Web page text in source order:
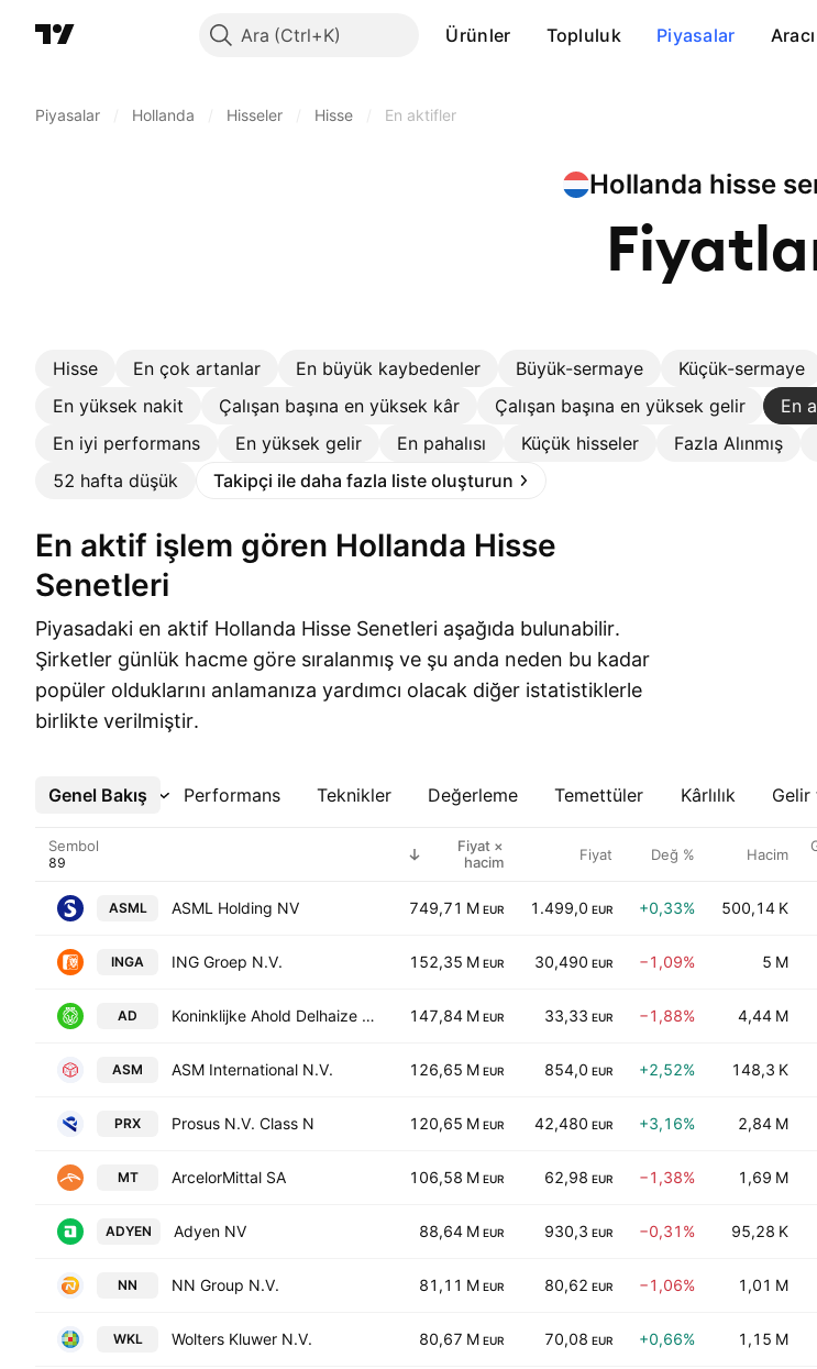
Ara Ürünler Topluluk Piyasalar
Piyasalar Hollanda Hisseler Hisse En aktifler
Hollanda hisse
Hisse En çok artanlar En büyük kaybedenler Büyük-sermaye Küçük-sermaye
En yüksek nakit
Çalışan başına en yüksek kâr Çalışan başına en yüksek gelir En
En iyi performans
En yüksek gelir En pahalısı Küçük hisseler Fazla Alınmış
52 hafta düşük
Takipçi ile daha fazla liste oluşturun
En aktif işlem gören Hollanda Hisse
Senetleri
Piyasadaki en aktif Hollanda Hisse Senetleri aşağıda bulunabilir.
Şirketler günlük hacme göre sıralanmış ve şu anda neden bu kadar
popüler olduklarını anlamanıza yardımcı olacak diğer istatistiklerle
birlikte verilmiştir.
Genel Bakış Performans Teknikler Değerleme Temettüler Kârlılık Gelir
Daha Fazla
Sembol
Fiyat ×
hacim
Fiyat Değ % Hacim
ASML ASML Holding NV 749,71 M EUR 1.499,0 EUR +0,33% 500,14 K
INGA ING Groep N.V. 152,35 M EUR 30,490 EUR −1,09% 5 M
AD Koninklijke Ahold Delhaize N.V. 147,84 M EUR 33,33 EUR −1,88% 4,44 M
ASM ASM International N.V. 126,65 M EUR 854,0 EUR +2,52% 148,3 K
PRX Prosus N.V. Class N 120,65 M EUR 42,480 EUR +3,16% 2,84 M
MT ArcelorMittal SA 106,58 M EUR 62,98 EUR −1,38% 1,69 M
ADYEN Adyen NV 88,64 M EUR 930,3 EUR −0,31% 95,28 K
NN NN Group N.V. 81,11 M EUR 80,62 EUR −1,06% 1,01 M
WKL Wolters Kluwer N.V. 80,67 M EUR 70,08 EUR +0,66% 1,15 M